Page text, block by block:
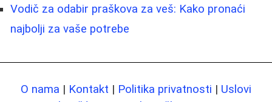
Vodič za odabir praškova za veš: Kako pronaći
najbolji za vaše potrebe
O nama | Kontakt | Politika privatnosti | Uslovi